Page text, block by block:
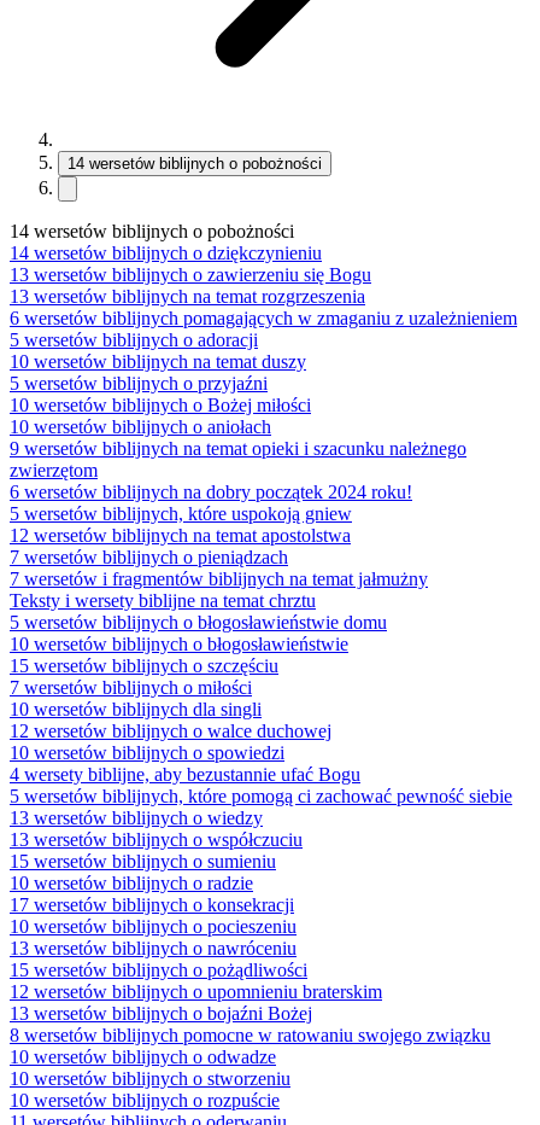
14 wersetów biblijnych o pobożności
14 wersetów biblijnych o pobożności
14 wersetów biblijnych o dziękczynieniu
13 wersetów biblijnych o zawierzeniu się Bogu
13 wersetów biblijnych na temat rozgrzeszenia
6 wersetów biblijnych pomagających w zmaganiu z uzależnieniem
5 wersetów biblijnych o adoracji
10 wersetów biblijnych na temat duszy
5 wersetów biblijnych o przyjaźni
10 wersetów biblijnych o Bożej miłości
10 wersetów biblijnych o aniołach
9 wersetów biblijnych na temat opieki i szacunku należnego
zwierzętom
6 wersetów biblijnych na dobry początek 2024 roku!
5 wersetów biblijnych, które uspokoją gniew
12 wersetów biblijnych na temat apostolstwa
7 wersetów biblijnych o pieniądzach
7 wersetów i fragmentów biblijnych na temat jałmużny
Teksty i wersety biblijne na temat chrztu
5 wersetów biblijnych o błogosławieństwie domu
10 wersetów biblijnych o błogosławieństwie
15 wersetów biblijnych o szczęściu
7 wersetów biblijnych o miłości
10 wersetów biblijnych dla singli
12 wersetów biblijnych o walce duchowej
10 wersetów biblijnych o spowiedzi
4 wersety biblijne, aby bezustannie ufać Bogu
5 wersetów biblijnych, które pomogą ci zachować pewność siebie
13 wersetów biblijnych o wiedzy
13 wersetów biblijnych o współczuciu
15 wersetów biblijnych o sumieniu
10 wersetów biblijnych o radzie
17 wersetów biblijnych o konsekracji
10 wersetów biblijnych o pocieszeniu
13 wersetów biblijnych o nawróceniu
15 wersetów biblijnych o pożądliwości
12 wersetów biblijnych o upomnieniu braterskim
13 wersetów biblijnych o bojaźni Bożej
8 wersetów biblijnych pomocne w ratowaniu swojego związku
10 wersetów biblijnych o odwadze
10 wersetów biblijnych o stworzeniu
10 wersetów biblijnych o rozpuście